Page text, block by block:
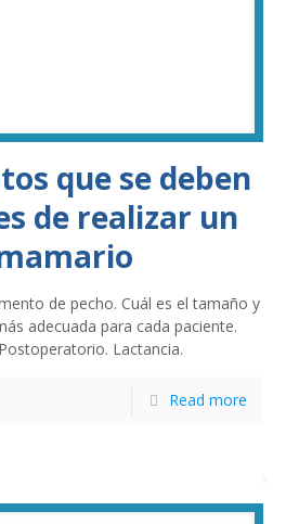
que se deben
de realizar un
de pecho. Cuál es el tamaño y
adecuada para cada paciente.
Lactancia.
Read more